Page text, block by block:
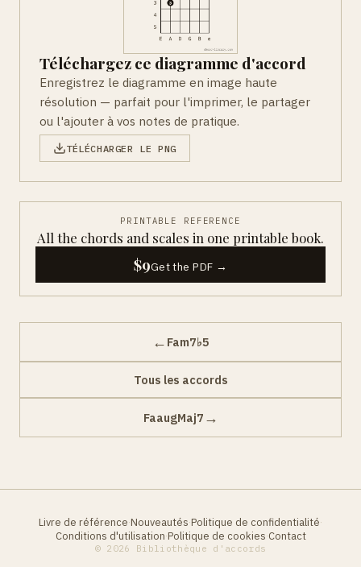
Téléchargez ce diagramme d'accord
Enregistrez le diagramme en image haute
résolution — parfait pour l'imprimer, le partager
ou l'ajouter à vos notes de pratique.
TÉLÉCHARGER LE PNG
PRINTABLE REFERENCE
All the chords and scales in one printable book.
$9Get the PDF →
← Fam7♭5
Tous les accords
FaaugMaj7 →
Livre de référence·Nouveautés·Politique de confidentialité·
Conditions d'utilisation·Politique de cookies·Contact
© 2026 Bibliothèque d'accords